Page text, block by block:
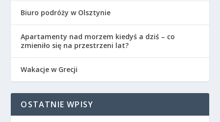
Biuro podróży w Olsztynie
Apartamenty nad morzem kiedyś a dziś – co
zmieniło się na przestrzeni lat?
Wakacje w Grecji
OSTATNIE WPISY